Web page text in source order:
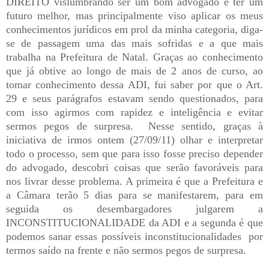
futuro melhor, mas principalmente viso aplicar os meus
conhecimentos jurídicos em prol da minha categoria, diga-
se de passagem uma das mais sofridas e a que mais
trabalha na Prefeitura de Natal. Graças ao conhecimento
que já obtive ao longo de mais de 2 anos de curso, ao
tomar conhecimento dessa ADI, fui saber por que o Art.
29 e seus parágrafos estavam sendo questionados, para
com isso agirmos com rapidez e inteligência e evitar
sermos pegos de surpresa. Nesse sentido, graças à
iniciativa de irmos ontem (27/09/11) olhar e interpretar
todo o processo, sem que para isso fosse preciso depender
do advogado, descobri coisas que serão favoráveis para
nos livrar desse problema. A primeira é que a Prefeitura e
a Câmara terão 5 dias para se manifestarem, para em
seguida os desembargadores julgarem a
INCONSTITUCIONALIDADE da ADI e a segunda é que
podemos sanar essas possíveis inconstitucionalidades por
termos saído na frente e não sermos pegos de surpresa.